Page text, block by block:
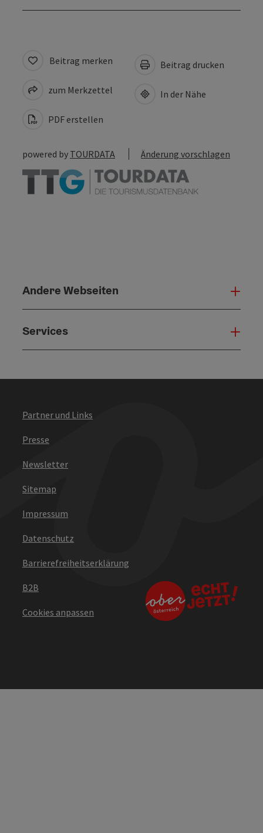
Beitrag merken
zum Merkzettel
PDF erstellen
Beitrag drucken
In der Nähe
powered by TOURDATA Änderung vorschlagen
Andere Webseiten
Services
Partner und Links
Presse
Newsletter
Sitemap
Impressum
Datenschutz
Barrierefreiheitserklärung
B2B
Cookies anpassen